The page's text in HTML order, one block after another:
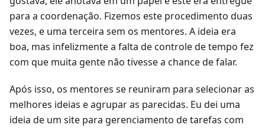
para a coordenação. Fizemos este procedimento duas
vezes, e uma terceira sem os mentores. A ideia era
boa, mas infelizmente a falta de controle de tempo fez
com que muita gente não tivesse a chance de falar.
Após isso, os mentores se reuniram para selecionar as
melhores ideias e agrupar as parecidas. Eu dei uma
ideia de um site para gerenciamento de tarefas com